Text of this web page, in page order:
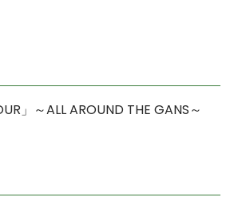
」～ALL AROUND THE GANS～